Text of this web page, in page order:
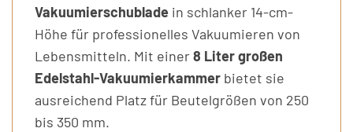
Vakuumierschublade in schlanker 14-cm-
Höhe für professionelles Vakuumieren von
Lebensmitteln. Mit einer8 Liter großen
Edelstahl-Vakuumierkammer bietet sie
ausreichend Platz für Beutelgrößen von 250
bis 350 mm.